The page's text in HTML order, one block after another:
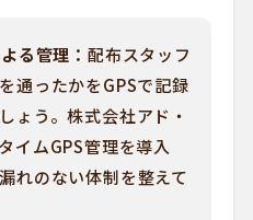
る管理： 配布スタッフ
通ったかをGPSで記録
ょう。株式会社アド・
イムGPS管理を導入
れのない体制を整えて